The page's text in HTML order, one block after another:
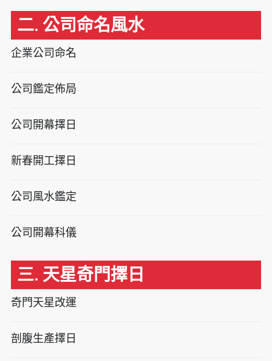
二. 公司命名風水
企業公司命名
公司鑑定佈局
公司開幕擇日
新春開工擇日
公司風水鑑定
公司開幕科儀
三. 天星奇門擇日
奇門天星改運
剖腹生產擇日